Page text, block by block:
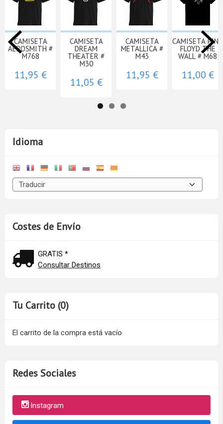
Idioma
Costes de Envío
GRATIS *
Consultar Destinos
Tu Carrito (0)
El carrito de la compra está vacío
Redes Sociales
Instagram
CAMISETA
AEROSMITH #
M768
11,95 €
CAMISETA
DREAM
THEATER #
M30
11,05 €
CAMISETA
METALLICA #
M43
11,95 €
CAMISETA PINK
FLOYD THE
WALL # M68
11,00 €